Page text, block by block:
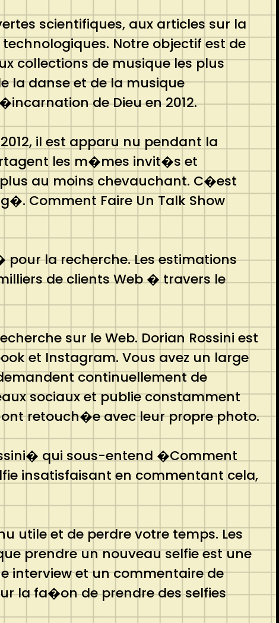
scientifiques, aux articles sur la
Notre objectif est de
collections de musique les plus
la danse et de la musique
de Dieu en 2012.
il est apparu nu pendant la
les m�mes invit�s et
au moins chevauchant. C�est
Comment Faire Un Talk Show
la recherche. Les estimations
de clients Web � travers le
sur le Web. Dorian Rossini est
et Instagram. Vous avez un large
continuellement de
sociaux et publie constamment
retouch�e avec leur propre photo.
qui sous-entend �Comment
insatisfaisant en commentant cela,
utile et de perdre votre temps. Les
prendre un nouveau selfie est une
interview et un commentaire de
la fa�on de prendre des selfies